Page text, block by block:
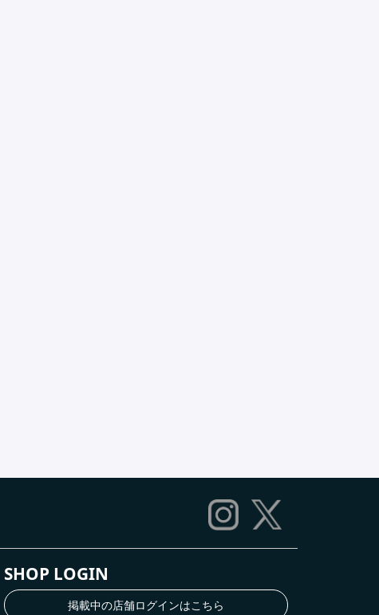
SHOP LOGIN
掲載中の店舗ログインはこちら